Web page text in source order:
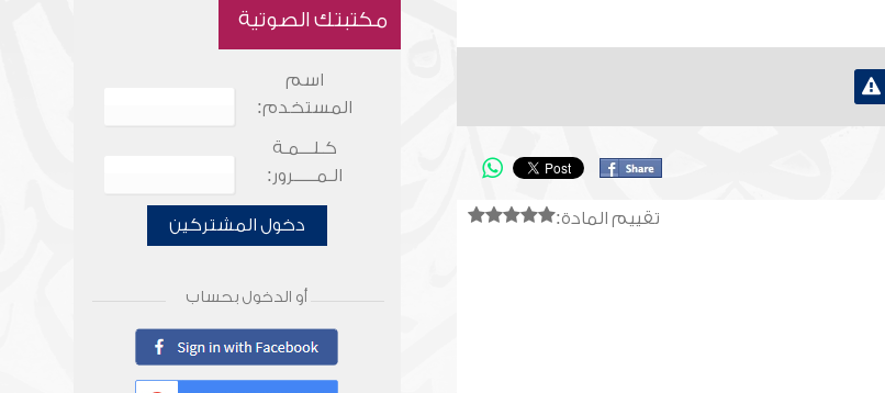
تقييم المادة:
مكتبتك الصوتية
اسم
المستخدم:
كـلـــمـة
الـمـــــرور:
دخول المشتركين
أو الدخول بحساب